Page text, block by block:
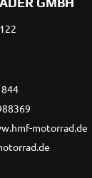
motorrad.de